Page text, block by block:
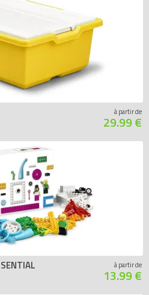
à partir de
29.99 €
à partir de
13.99 €